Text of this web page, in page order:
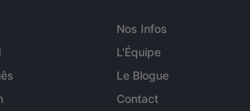
Nos Infos
L'Équipe
Le Blogue
Contact